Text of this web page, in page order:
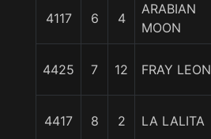
4117 6 4
ARABIAN
MOON
4425 7 12 FRAY LEON
4417 8 2 LA LALITA